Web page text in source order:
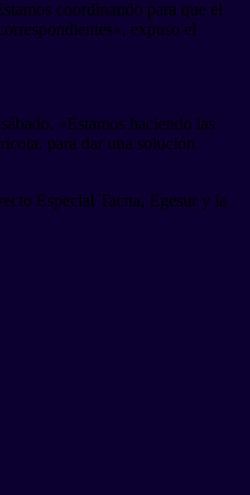
coordinando para que el
expuso el
«Estamos haciendo las
para dar una solución
Especial Tacna, Egesur y la